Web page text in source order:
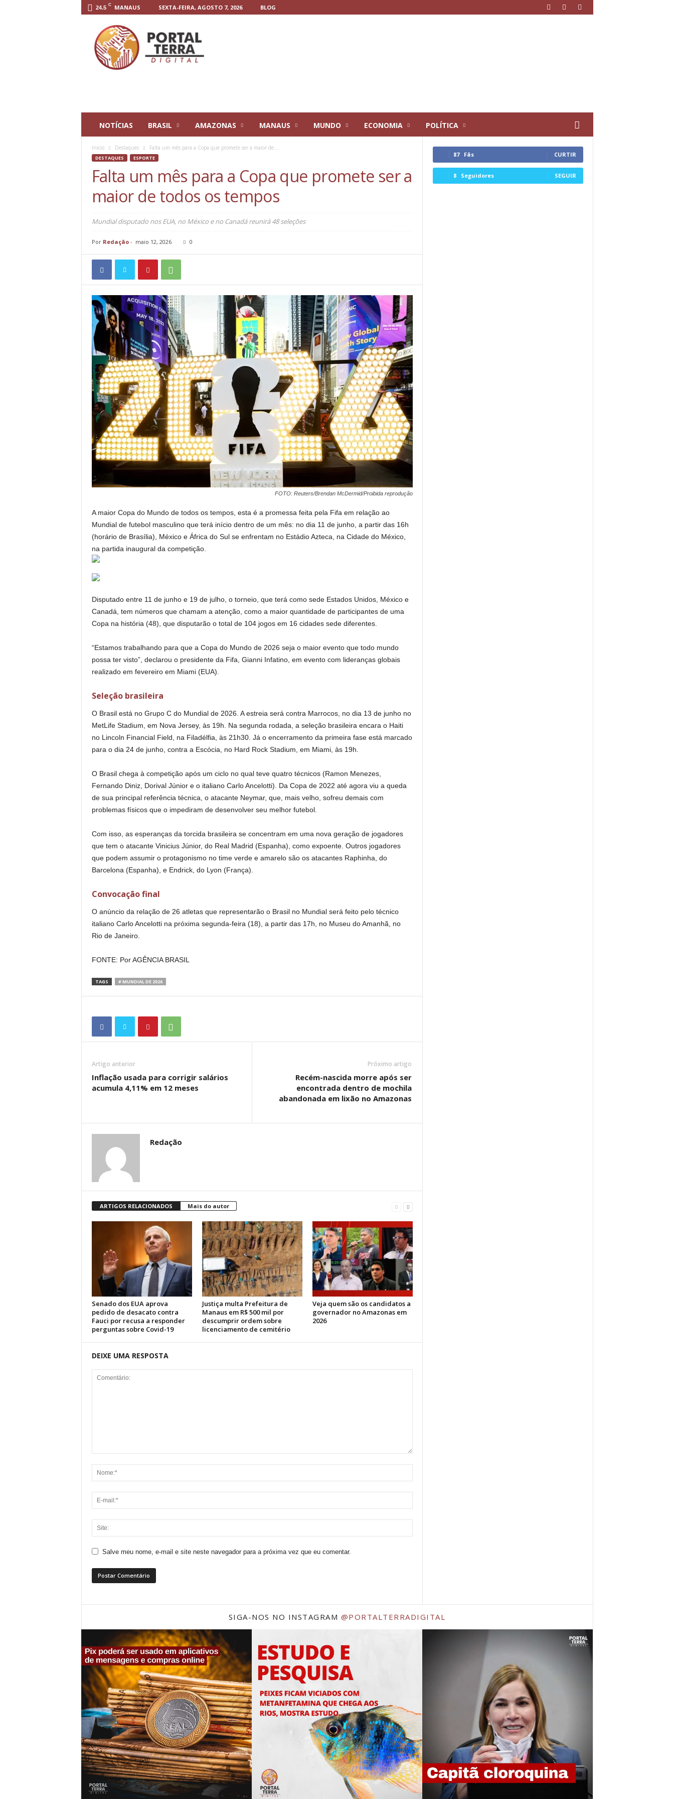
24.5 C MANAUS SEXTA-FEIRA, AGOSTO 7, 2026 BLOG
NOTÍCIAS BRASIL AMAZONAS MANAUS MUNDO ECONOMIA POLÍTICA
Início Destaques Falta um mês para a Copa que promete ser a maior de...
DESTAQUES ESPORTE
Falta um mês para a Copa que promete ser a
maior de todos os tempos
Mundial disputado nos EUA, no México e no Canadá reunirá 48 seleções
Por Redação- maio 12, 2026 0
FOTO: Reuters/Brendan McDermid/Proibida reprodução
A maior Copa do Mundo de todos os tempos, esta é a promessa feita pela Fifa em relação ao
Mundial de futebol masculino que terá início dentro de um mês: no dia 11 de junho, a partir das 16h
(horário de Brasília), México e África do Sul se enfrentam no Estádio Azteca, na Cidade do México,
na partida inaugural da competição.
Disputado entre 11 de junho e 19 de julho, o torneio, que terá como sede Estados Unidos, México e
Canadá, tem números que chamam a atenção, como a maior quantidade de participantes de uma
Copa na história (48), que disputarão o total de 104 jogos em 16 cidades sede diferentes.
“Estamos trabalhando para que a Copa do Mundo de 2026 seja o maior evento que todo mundo
possa ter visto”, declarou o presidente da Fifa, Gianni Infatino, em evento com lideranças globais
realizado em fevereiro em Miami (EUA).
Seleção brasileira
O Brasil está no Grupo C do Mundial de 2026. A estreia será contra Marrocos, no dia 13 de junho no
MetLife Stadium, em Nova Jersey, às 19h. Na segunda rodada, a seleção brasileira encara o Haiti
no Lincoln Financial Field, na Filadélfia, às 21h30. Já o encerramento da primeira fase está marcado
para o dia 24 de junho, contra a Escócia, no Hard Rock Stadium, em Miami, às 19h.
O Brasil chega à competição após um ciclo no qual teve quatro técnicos (Ramon Menezes,
Fernando Diniz, Dorival Júnior e o italiano Carlo Ancelotti). Da Copa de 2022 até agora viu a queda
de sua principal referência técnica, o atacante Neymar, que, mais velho, sofreu demais com
problemas físicos que o impediram de desenvolver seu melhor futebol.
Com isso, as esperanças da torcida brasileira se concentram em uma nova geração de jogadores
que tem o atacante Vinicius Júnior, do Real Madrid (Espanha), como expoente. Outros jogadores
que podem assumir o protagonismo no time verde e amarelo são os atacantes Raphinha, do
Barcelona (Espanha), e Endrick, do Lyon (França).
Convocação final
O anúncio da relação de 26 atletas que representarão o Brasil no Mundial será feito pelo técnico
italiano Carlo Ancelotti na próxima segunda-feira (18), a partir das 17h, no Museu do Amanhã, no
Rio de Janeiro.
FONTE: Por AGÊNCIA BRASIL
TAGS # MUNDIAL DE 2026
Artigo anterior
Inflação usada para corrigir salários
acumula 4,11% em 12 meses
Próximo artigo
Recém-nascida morre após ser
encontrada dentro de mochila
abandonada em lixão no Amazonas
Redação
ARTIGOS RELACIONADOS Mais do autor
Senado dos EUA aprova
pedido de desacato contra
Fauci por recusa a responder
perguntas sobre Covid-19
Justiça multa Prefeitura de
Manaus em R$ 500 mil por
descumprir ordem sobre
licenciamento de cemitério
Veja quem são os candidatos a
governador no Amazonas em
2026
DEIXE UMA RESPOSTA
Salve meu nome, e-mail e site neste navegador para a próxima vez que eu comentar.
87 Fãs CURTIR
8 Seguidores SEGUIR
SIGA-NOS NO INSTAGRAM @PORTALTERRADIGITAL